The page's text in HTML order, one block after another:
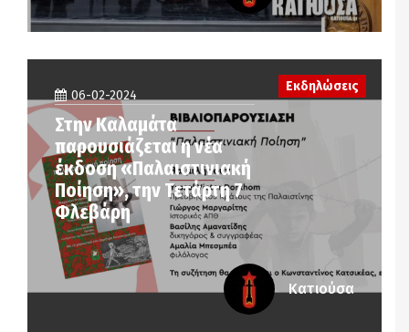
06-02-2024
Στην Καλαμάτα
παρουσιάζεται η νέα
έκδοση «Παλαιστινιακή
Ποίηση», την Τετάρτη 7
Φλεβάρη
Εκδηλώσεις
Κατιούσα